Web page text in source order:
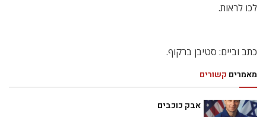
לכו לראות.
כתב וביים: סטיבן ברקוף.
מאמרים קשורים
אבק כוכבים